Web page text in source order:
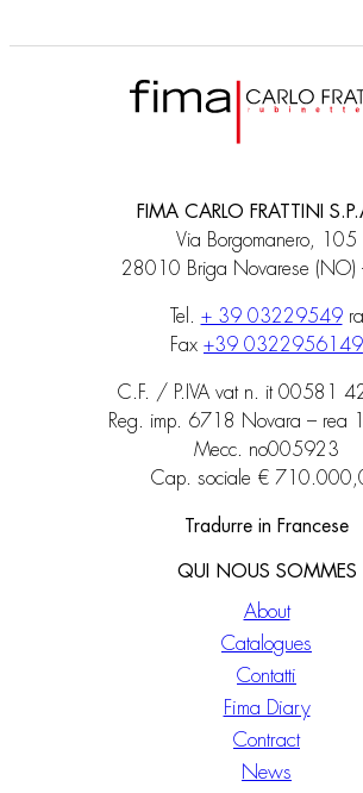
FIMA CARLO FRATTINI
Via Borgomanero, 105
28010 Briga Novarese (NO)
Tel. + 39 03229549ra
Fax +39 0322956149
C.F. / P.IVA vat n. it 00581
Reg. imp. 6718 Novara – rea
Mecc. no005923
Cap. sociale €
Tradurre in Francese
QUI NOUS SOMMES
About
Catalogues
Contatti
Fima Diary
Contract
News